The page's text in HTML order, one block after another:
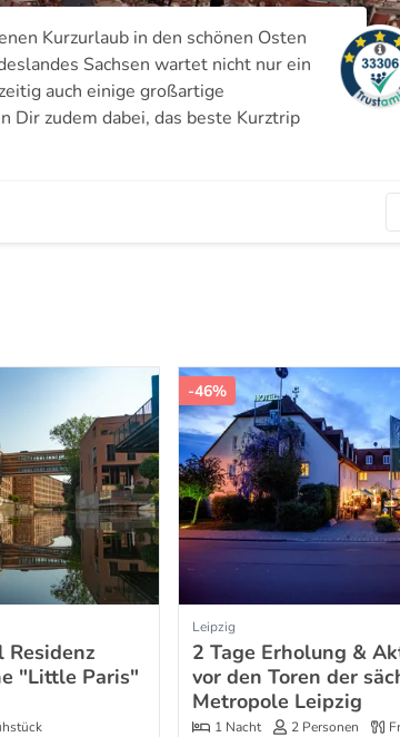
Kurzurlaub in den schönen Osten
Sachsen wartet nicht nur ein
auch einige großartige
Dir zudem dabei, das beste Kurztrip
Residenz
"Little Paris"
-46%
Leipzig
2 Tage Erholung &
vor den Toren der
Metropole Leipzig
1 Nacht 2 Personen